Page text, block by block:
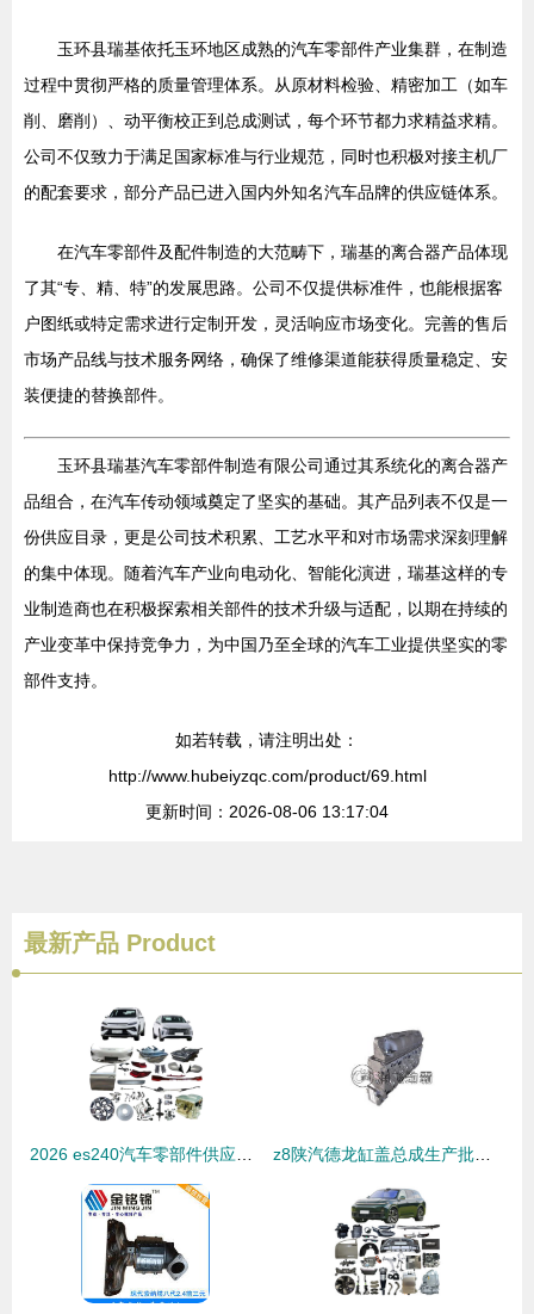
玉环县瑞基依托玉环地区成熟的汽车零部件产业集群，在制造
过程中贯彻严格的质量管理体系。从原材料检验、精密加工（如车
削、磨削）、动平衡校正到总成测试，每个环节都力求精益求精。
公司不仅致力于满足国家标准与行业规范，同时也积极对接主机厂
的配套要求，部分产品已进入国内外知名汽车品牌的供应链体系。
在汽车零部件及配件制造的大范畴下，瑞基的离合器产品体现
了其“专、精、特”的发展思路。公司不仅提供标准件，也能根据客
户图纸或特定需求进行定制开发，灵活响应市场变化。完善的售后
市场产品线与技术服务网络，确保了维修渠道能获得质量稳定、安
装便捷的替换部件。
玉环县瑞基汽车零部件制造有限公司通过其系统化的离合器产
品组合，在汽车传动领域奠定了坚实的基础。其产品列表不仅是一
份供应目录，更是公司技术积累、工艺水平和对市场需求深刻理解
的集中体现。随着汽车产业向电动化、智能化演进，瑞基这样的专
业制造商也在积极探索相关部件的技术升级与适配，以期在持续的
产业变革中保持竞争力，为中国乃至全球的汽车工业提供坚实的零
部件支持。
如若转载，请注明出处：
http://www.hubeiyzqc.com/product/69.html
更新时间：2026-08-06 13:17:04
最新产品 Product